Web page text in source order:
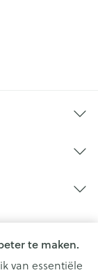
te maken.
van essentiële